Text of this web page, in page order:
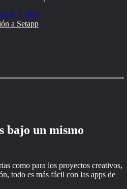
7 días
a Setapp
bajo un mismo
como para los proyectos creativos,
todo es más fácil con las apps de